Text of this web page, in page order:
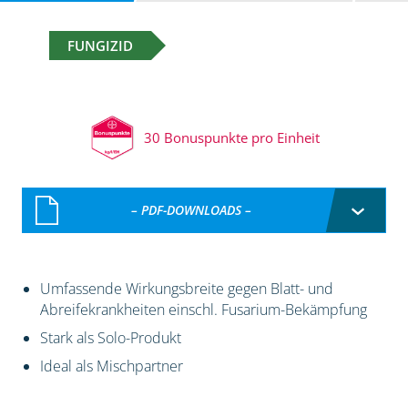
FUNGIZID
30 Bonuspunkte pro Einheit
– PDF-DOWNLOADS –
Umfassende Wirkungsbreite gegen Blatt- und
Abreifekrankheiten einschl. Fusarium-Bekämpfung
Stark als Solo-Produkt
Ideal als Mischpartner